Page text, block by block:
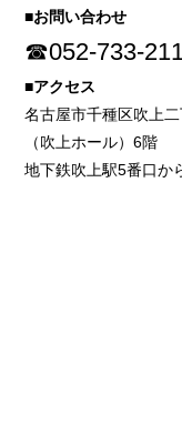
■お問い合わせ
☎052-733-
■アクセス
名古屋市千種区吹上
（吹上ホール）6階
地下鉄吹上駅5番口か